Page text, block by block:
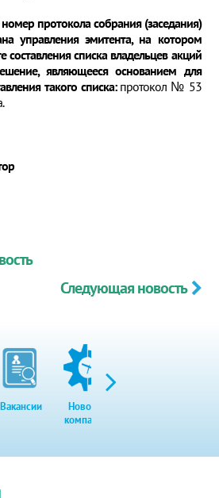
протокола собрания (заседания)
управления эмитента, на котором
списка владельцев акций
являющееся основанием для
такого списка:протокол № 53
Следующая новость
Вакансии
Новости
компании